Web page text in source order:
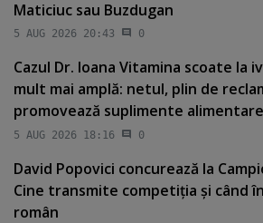
Maticiuc sau Buzdugan
5 AUG 2026 20:43 0
Cazul Dr. Ioana Vitamina scoate la
mult mai amplă: netul, plin de
promovează suplimente
5 AUG 2026 18:16 0
David Popovici concurează la
Cine transmite competiţia şi când
român